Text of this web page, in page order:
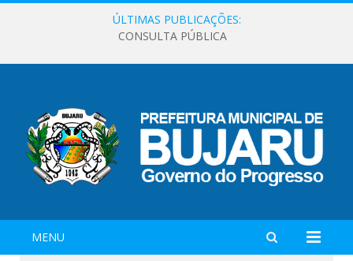
ÚLTIMAS PUBLICAÇÕES:
CONSULTA PÚBLICA
MENU